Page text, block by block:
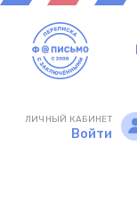
ЛИЧНЫЙ КАБИНЕТ
Войти